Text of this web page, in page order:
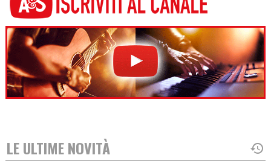
LE ULTIME NOVITÀ